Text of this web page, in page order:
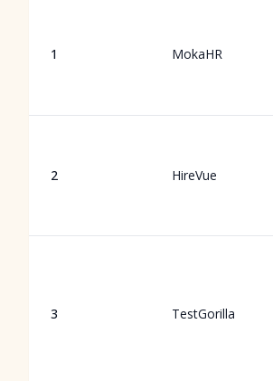
1 MokaHR
2 HireVue
3 TestGorilla